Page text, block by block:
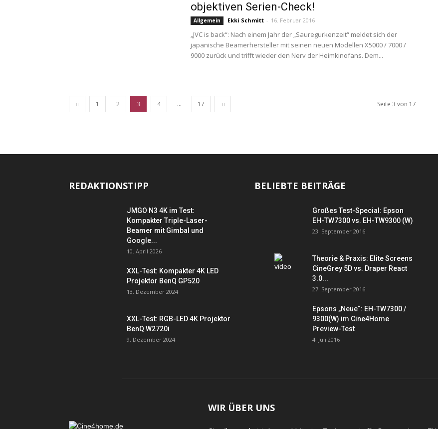
objektiven Serien-Check!
Allgemein Ekki Schmitt - 16. Februar 2016
„JVC is back“: Nach einem Jahr der „Sauregurkenzeit“ meldet sich der
japanische Beamerhersteller mit seinen neuen Modellen X5000 / 7000 /
9000 zurück und trifft wieder den Nerv der Heimkinofans. Dem...
1 2 3 4 ... 17 Seite 3 von 17
REDAKTIONSTIPP
JMGO N3 4K im Test:
Kompakter Triple-Laser-
Beamer mit Gimbal und
Google...
10. April 2026
XXL-Test: Kompakter 4K LED
Projektor BenQ GP520
13. Dezember 2024
XXL-Test: RGB-LED 4K Projektor
BenQ W2720i
9. Dezember 2024
BELIEBTE BEITRÄGE
Großes Test-Special: Epson
EH-TW7300 vs. EH-TW9300 (W)
23. September 2016
Theorie & Praxis: Elite Screens
CineGrey 5D vs. Draper React
3.0...
27. September 2016
Epsons „Neue“: EH-TW7300 /
9300(W) im Cine4Home
Preview-Test
4. Juli 2016
WIR ÜBER UNS